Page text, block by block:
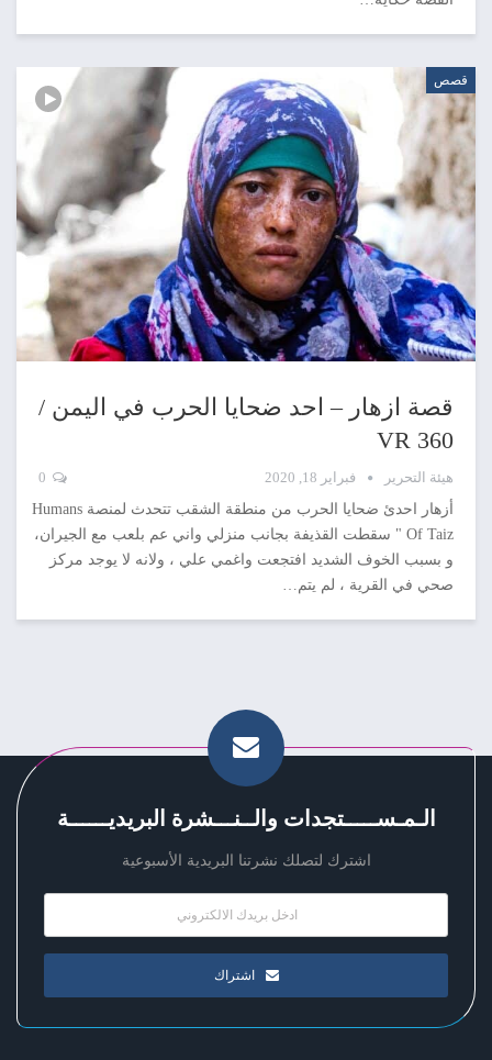
قصص
قصة ازهار – احد ضحايا الحرب في اليمن /
360 VR
هيئة التحرير فبراير 18, 2020
أزهار احدئ ضحايا الحرب من منطقة الشقب تتحدث لمنصة Humans
Of Taiz " سقطت القذيفة بجانب منزلي واني عم بلعب مع الجيران،
و بسبب الخوف الشديد افتجعت واغمي علي ، ولانه لا يوجد مركز
صحي في القرية ، لم يتم…
الـمـســـــتجدات والــنـــشرة البريديــــــة
اشترك لتصلك نشرتنا البريدية الأسبوعية
اشتراك